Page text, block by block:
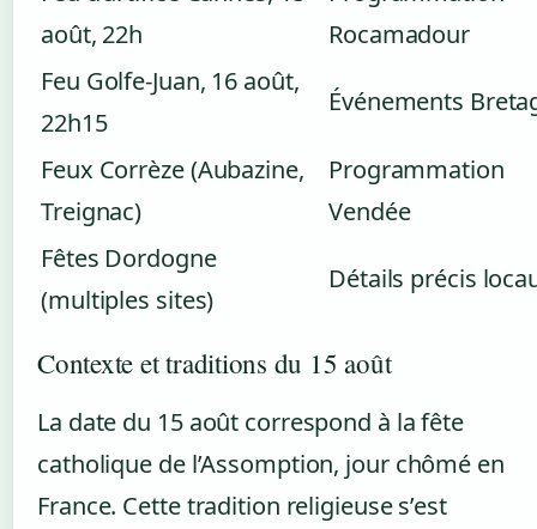
août, 22h
Rocamadour
Feu Golfe-Juan, 16 août,
22h15
Événements
Feux Corrèze (Aubazine,
Treignac)
Programmation
Vendée
Fêtes Dordogne
(multiples sites)
Détails précis
Contexte et traditions du 15 août
La date du 15 août correspond à la fête
catholique de l’Assomption, jour chômé en
France. Cette tradition religieuse s’est